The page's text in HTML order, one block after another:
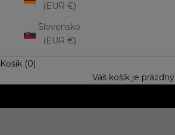
(EUR €)
Slovensko
(EUR €)
Košík (0)
Váš košík je prázdný